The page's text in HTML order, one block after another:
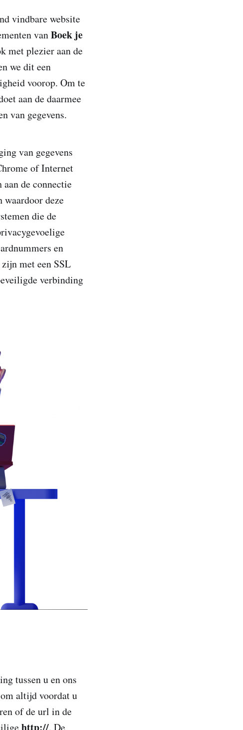
vindbare website
vanBoek je
met plezier aan de
we dit een
voorop. Om te
aan de daarmee
van gegevens.
van gegevens
of Internet
de connectie
waardoor deze
die de
en
met een SSL
verbinding
tussen u en ons
altijd voordat u
of de url in de
. De